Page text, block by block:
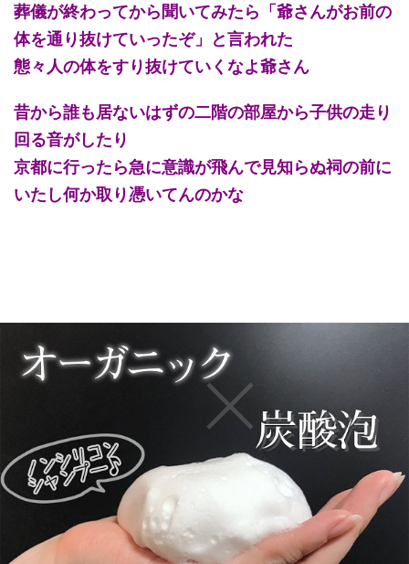
葬儀が終わってから聞いてみたら「爺さんがお前の
体を通り抜けていったぞ」と言われた
態々人の体をすり抜けていくなよ爺さん
昔から誰も居ないはずの二階の部屋から子供の走り
回る音がしたり
京都に行ったら急に意識が飛んで見知らぬ祠の前に
いたし何か取り憑いてんのかな